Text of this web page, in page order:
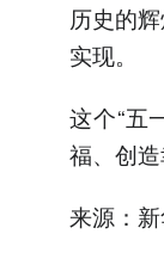
历史的
实现。
这个“五
福、创造
来源：